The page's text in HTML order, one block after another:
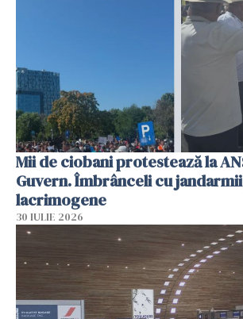
Mii de ciobani protestează la
Guvern. Îmbrânceli cu
lacrimogene
30 IULIE 2026